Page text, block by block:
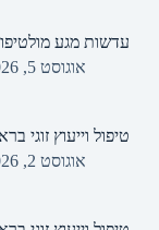
עדשות מגע
אוגוסט 5, 2026
טיפול וייעוץ זוגי
אוגוסט 2, 2026